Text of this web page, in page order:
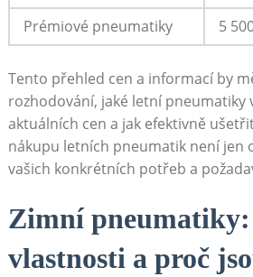
Prémiové⁤ pneumatiky
5
Tento přehled⁤ cen‌ a informací by
rozhodování, jaké letní pneumatiky
aktuálních ‌cen a‍ jak efektivně
nákupu ⁤letních⁣ pneumatik není jen
vašich konkrétních ⁣potřeb a
Zimní
vlastnosti a ⁣proč‌